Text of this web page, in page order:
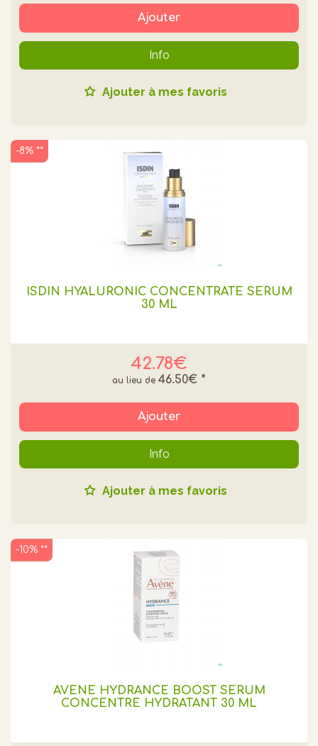
Ajouter
Info
Ajouter à mes favoris
ISDIN HYALURONIC CONCENTRATE SERUM
30 ML
42.78€
46.50€ *
-8% **
Ajouter
Info
Ajouter à mes favoris
AVENE HYDRANCE BOOST SERUM
CONCENTRE HYDRATANT 30 ML
-10% **